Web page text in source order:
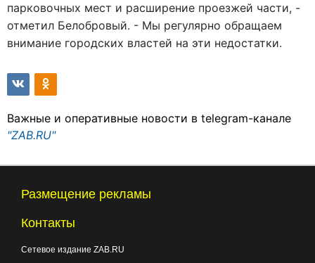
парковочных мест и расширение проезжей части, -
отметил Белобровый. - Мы регулярно обращаем
внимание городских властей на эти недостатки.
Важные и оперативные новости в telegram-канале
"ZAB.RU"
Размещение рекламы
Контакты
Сетевое издание ZAB.RU